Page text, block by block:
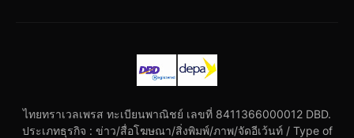
ไทยทราเวลเพรส ทะเบียนพาณิชย์ เลขที่ 8411366000012 DBD.
ประเภทธุรกิจ : ข่าว/สื่อโฆษณา/สิ่งพิมพ์/ภาพ/จัดอีเว้นท์ / Type of